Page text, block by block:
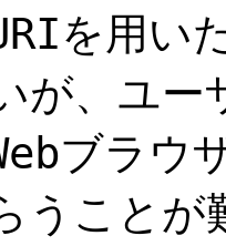
を用い
が、ユ
ブラウ
うことが